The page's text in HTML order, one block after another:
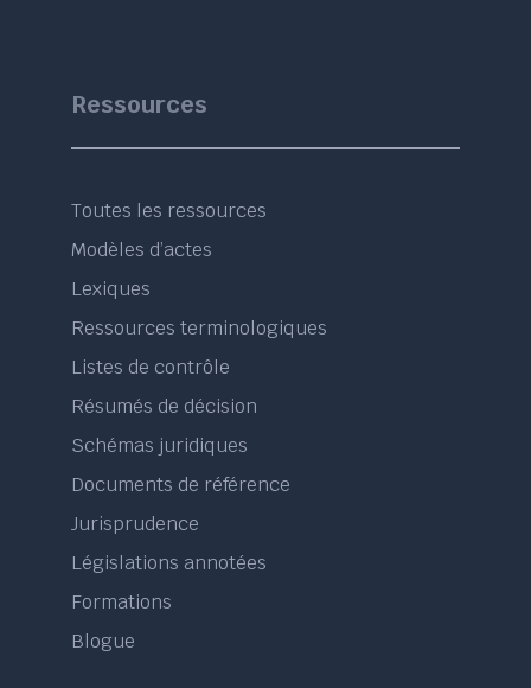
Ressources
Toutes les ressources
Modèles d’actes
Lexiques
Ressources terminologiques
Listes de contrôle
Résumés de décision
Schémas juridiques
Documents de référence
Jurisprudence
Législations annotées
Formations
Blogue